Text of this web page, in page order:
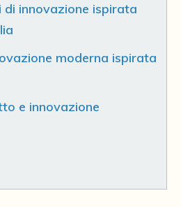
di innovazione ispirata
moderna ispirata
e innovazione